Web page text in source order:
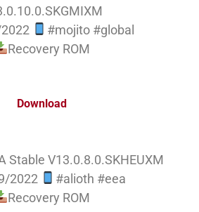
#mojito #global
Recovery ROM
Download
Stable V13.0.8.0.SKHEUXM
2022
#alioth #eea
Recovery ROM